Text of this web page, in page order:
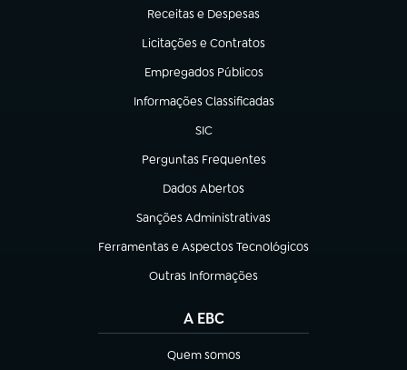
Receitas e Despesas
(abre em nova aba)
Licitações e Contratos
(abre em nova aba)
Empregados Públicos
(abre em nova aba)
Informações Classificadas
(abre em nova aba)
SIC
(abre em nova aba)
Perguntas Frequentes
(abre em nova aba)
Dados Abertos
(abre em nova aba)
Sanções Administrativas
(abre em nova aba)
Ferramentas e Aspectos Tecnológicos
(abre em nova aba)
Outras Informações
(abre em nova aba)
A EBC
Quem somos
(abre em nova aba)